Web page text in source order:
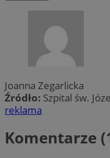
Joanna Zegarlicka
Źródło: Szpital św.
reklama
Komentarze